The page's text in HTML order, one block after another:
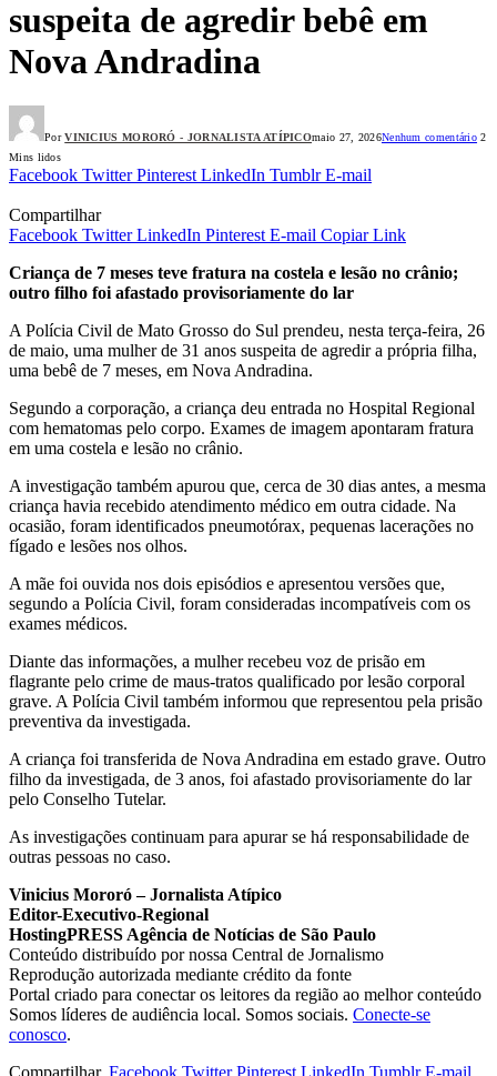
suspeita de agredir bebê em
Nova Andradina
Por VINICIUS MORORÓ - JORNALISTA ATÍPICOmaio 27, 2026Nenhum comentário 2
Mins lidos
Facebook Twitter Pinterest LinkedIn Tumblr E-mail
Compartilhar
Facebook Twitter LinkedIn Pinterest E-mail Copiar Link
Criança de 7 meses teve fratura na costela e lesão no crânio;
outro filho foi afastado provisoriamente do lar
A Polícia Civil de Mato Grosso do Sul prendeu, nesta terça-feira, 26
de maio, uma mulher de 31 anos suspeita de agredir a própria filha,
uma bebê de 7 meses, em Nova Andradina.
Segundo a corporação, a criança deu entrada no Hospital Regional
com hematomas pelo corpo. Exames de imagem apontaram fratura
em uma costela e lesão no crânio.
A investigação também apurou que, cerca de 30 dias antes, a mesma
criança havia recebido atendimento médico em outra cidade. Na
ocasião, foram identificados pneumotórax, pequenas lacerações no
fígado e lesões nos olhos.
A mãe foi ouvida nos dois episódios e apresentou versões que,
segundo a Polícia Civil, foram consideradas incompatíveis com os
exames médicos.
Diante das informações, a mulher recebeu voz de prisão em
flagrante pelo crime de maus-tratos qualificado por lesão corporal
grave. A Polícia Civil também informou que representou pela prisão
preventiva da investigada.
A criança foi transferida de Nova Andradina em estado grave. Outro
filho da investigada, de 3 anos, foi afastado provisoriamente do lar
pelo Conselho Tutelar.
As investigações continuam para apurar se há responsabilidade de
outras pessoas no caso.
Vinicius Mororó – Jornalista Atípico
Editor-Executivo-Regional
HostingPRESS Agência de Notícias de São Paulo
Conteúdo distribuído por nossa Central de Jornalismo
Reprodução autorizada mediante crédito da fonte
Portal criado para conectar os leitores da região ao melhor conteúdo
Somos líderes de audiência local. Somos sociais. Conecte-se
conosco.
Compartilhar. Facebook Twitter Pinterest LinkedIn Tumblr E-mail